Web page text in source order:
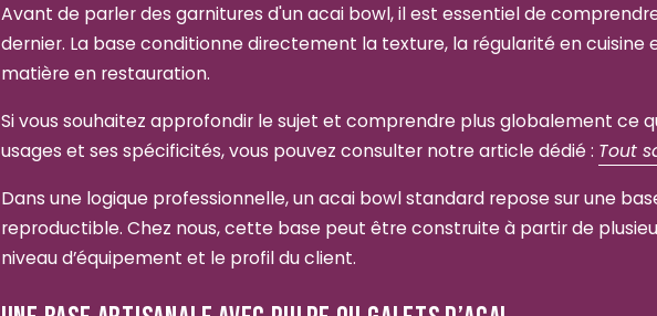
Avant de parler des garnitures d'un acai bowl, il est essentiel de
dernier. La base conditionne directement la texture, la régularité en cuisine
matière en restauration.
Si vous souhaitez approfondir le sujet et comprendre plus globalement ce
usages et ses spécificités, vous pouvez consulter notre article dédié : Tout
Dans une logique professionnelle, un acai bowl standard repose sur une
reproductible. Chez nous, cette base peut être construite à partir de
niveau d’équipement et le profil du client.